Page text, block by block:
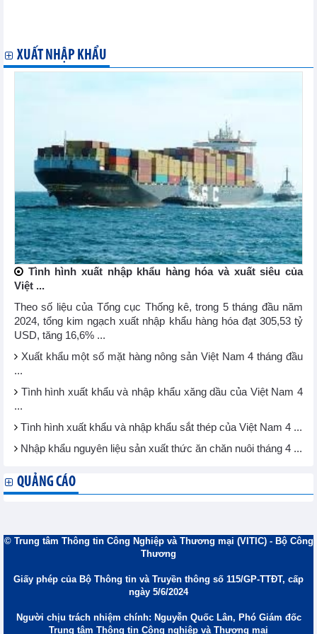
XUẤT NHẬP KHẨU
Tình hình xuất nhập khẩu hàng hóa và xuất siêu của
Việt ...
Theo số liệu của Tổng cục Thống kê, trong 5 tháng đầu năm
2024, tổng kim ngạch xuất nhập khẩu hàng hóa đạt 305,53 tỷ
USD, tăng 16,6% ...
Xuất khẩu một số mặt hàng nông sản Việt Nam 4 tháng đầu
...
Tình hình xuất khẩu và nhập khẩu xăng dầu của Việt Nam 4
...
Tình hình xuất khẩu và nhập khẩu sắt thép của Việt Nam 4 ...
Nhập khẩu nguyên liệu sản xuất thức ăn chăn nuôi tháng 4 ...
QUẢNG CÁO
© Trung tâm Thông tin Công Nghiệp và Thương mại (VITIC) - Bộ Công
Thương
Giấy phép của Bộ Thông tin và Truyền thông số 115/GP-TTĐT, cấp
ngày 5/6/2024
Người chịu trách nhiệm chính: Nguyễn Quốc Lân, Phó Giám đốc
Trung tâm Thông tin Công nghiệp và Thương mại